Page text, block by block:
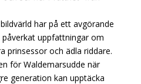
har på ett avgörande
uppfattningar om
prinsessor och ädla riddare.
för Waldemarsudde när
generation kan upptäcka